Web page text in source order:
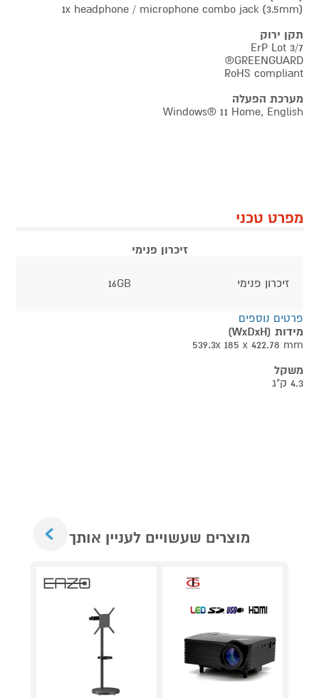
1x headphone / microphone combo jack (3.5mm)
תקן ירוק
ErP Lot 3/7
GREENGUARD®
RoHS compliant
מערכת הפעלה
Windows® 11 Home, English
מפרט טכני
זיכרון פנימי
זיכרון פנימי 16GB
פרטים נוספים
מידות (WxDxH)
539.3x 185 x 422.78 mm
משקל
4.3 ק"ג
מוצרים שעשויים לעניין אותך